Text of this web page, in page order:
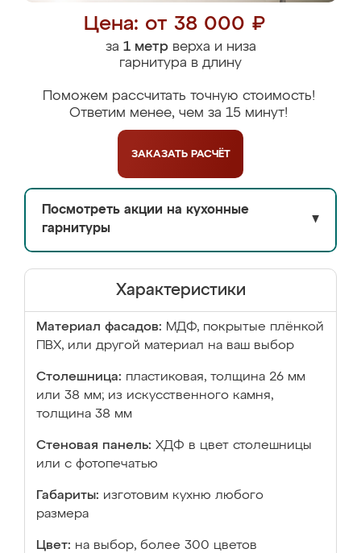
Цена: от 38 000 ₽
за 1 метрверха и низа
гарнитура в длину
Поможем рассчитать точную стоимость!
Ответим менее, чем за 15 минут!
ЗАКАЗАТЬ РАСЧЁТ
Посмотреть акции на кухонные
гарнитуры
▼
Характеристики
Материал фасадов: МДФ, покрытые плёнкой
ПВХ, или другой материал на ваш выбор
Столешница: пластиковая, толщина 26 мм
или 38 мм; из искусственного камня,
толщина 38 мм
Стеновая панель: ХДФ в цвет столешницы
или с фотопечатью
Габариты: изготовим кухню любого
размера
Цвет: на выбор, более 300 цветов